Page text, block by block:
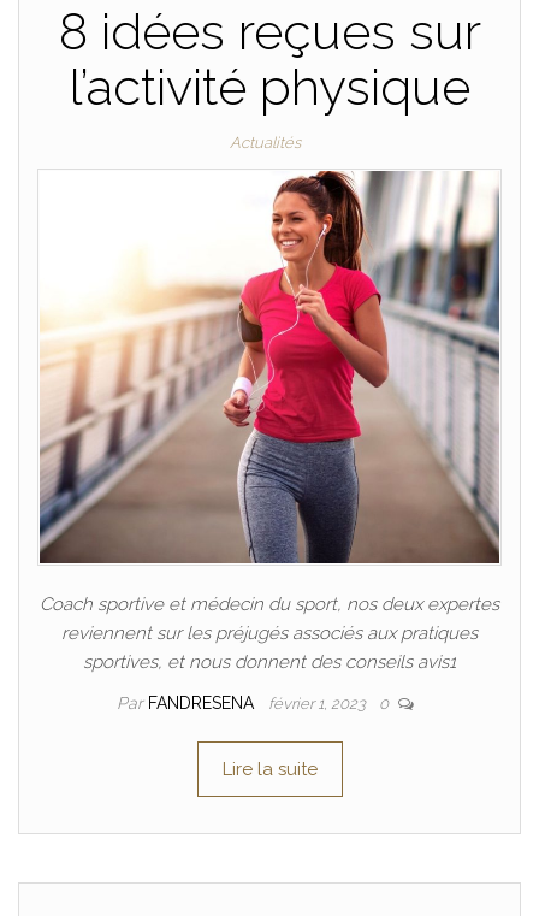
8 idées reçues sur
l’activité physique
Actualités
Coach sportive et médecin du sport, nos deux expertes
reviennent sur les préjugés associés aux pratiques
sportives, et nous donnent des conseils avis1
Par FANDRESENA février 1, 2023 0
Lire la suite